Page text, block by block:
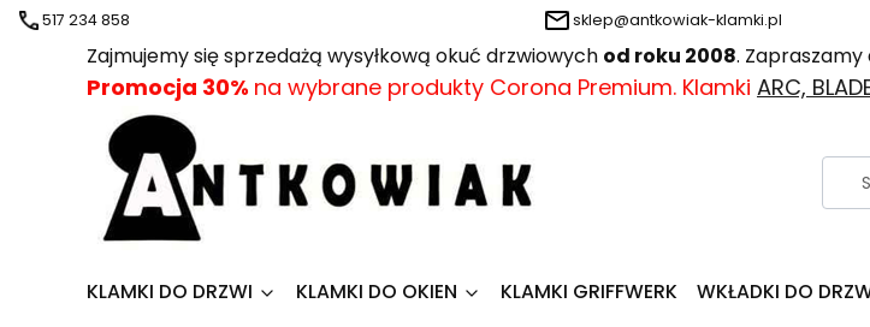
517 234 858 sklep@antkowiak-klamki.pl
Zajmujemy się sprzedażą wysyłkową okuć drzwiowych od roku 2008.
Promocja 30% na wybrane produkty Corona Premium. Klamki ARC,
KLAMKI DO DRZWI KLAMKI DO OKIEN KLAMKI GRIFFWERK WKŁADKI DO